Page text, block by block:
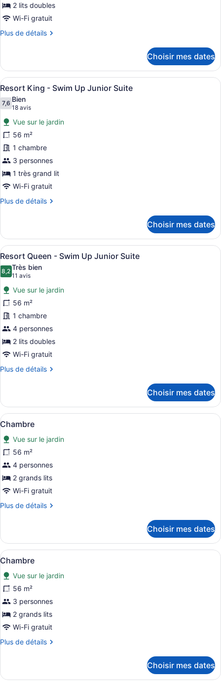
chambre :
Resort
Queen
-
View
Junior
Suite
2 lits doubles
Wi-Fi gratuit
Plus de détails
Plus
Resort
Queen
-
Ocean
View
Junior
Suite
Choisir mes dates
Afficher
toutes
les
photos
pour
ce
type
de
chambre :
Resort
King
-
Up
Junior
Suite
Un homme dans une piscine,
6
Resort King - Swim Up Junior Suite
7,67,6 sur 10
Bien
18 avis
(18 avis)
Vue sur le jardin
56 m²
1 chambre
3 personnes
1 très grand lit
Wi-Fi gratuit
Plus de détails
Plus
Resort
King
-
Swim
Up
Junior
Suite
Choisir mes dates
Afficher
toutes
les
photos
pour
ce
type
de
chambre :
Resort
Queen
-
Up
Junior
Suite
Une chambre d’hôtel avec deux
6
Resort Queen - Swim Up Junior Suite
8,28,2 sur 10
Très bien
11 avis
(11 avis)
Vue sur le jardin
56 m²
1 chambre
4 personnes
2 lits doubles
Wi-Fi gratuit
Plus de détails
Plus
Resort
Queen
-
Up
Junior
Suite
Choisir mes dates
Afficher
toutes
les
photos
pour
ce
type
chambre :
Une chambre d’hôtel avec deux
3
Chambre
Vue sur le jardin
56 m²
4 personnes
2 grands lits
Wi-Fi gratuit
Plus de détails
Plus
Chambre
Choisir mes dates
Afficher
toutes
les
photos
pour
ce
type
chambre :
Une chambre d’hôtel avec deux
3
Chambre
Vue sur le jardin
56 m²
3 personnes
2 grands lits
Wi-Fi gratuit
Plus de détails
Plus
Chambre
Choisir mes dates